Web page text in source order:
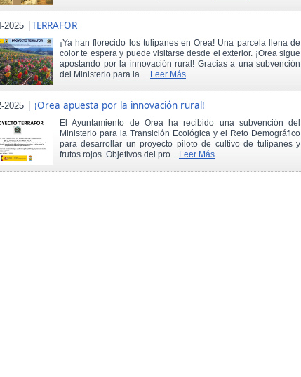
2025 |TERRAFOR
¡Ya han florecido los tulipanes en Orea! Una parcela llena de
color te espera y puede visitarse desde el exterior. ¡Orea sigue
apostando por la innovación rural! Gracias a una subvención
del Ministerio para la ... Leer Más
2025 ¡Orea apuesta por la innovación rural!
El Ayuntamiento de Orea ha recibido una subvención del
Ministerio para la Transición Ecológica y el Reto Demográfico
para desarrollar un proyecto piloto de cultivo de tulipanes y
frutos rojos. Objetivos del pro... Leer Más